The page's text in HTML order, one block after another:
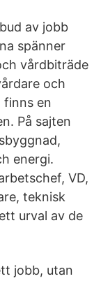
av jobb
spänner
vårdbiträde
och
finns en
På sajten
energi.
VD,
teknisk
urval av de
jobb, utan